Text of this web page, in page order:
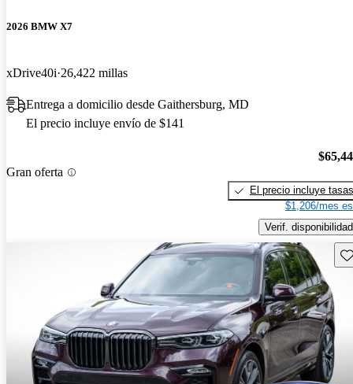
2026 BMW X7
xDrive40i 26,422 millas
Entrega a domicilio desde Gaithersburg, MD
El precio incluye envío de $141
Gran oferta
El precio incluye tasas
$1,206/mes
Verif. disponibilidad